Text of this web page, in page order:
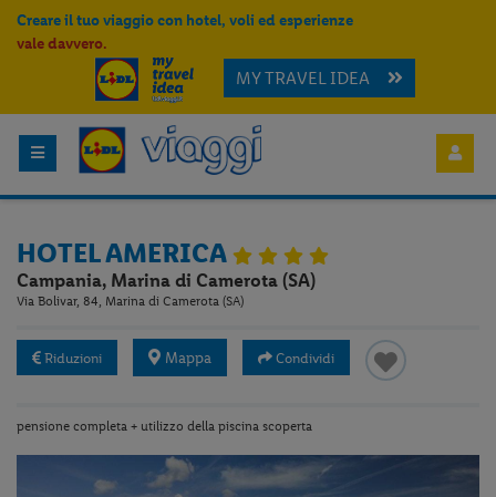
Creare il tuo viaggio con hotel, voli ed esperienze
vale davvero.
MY TRAVEL IDEA
HOTEL AMERICA
Campania, Marina di Camerota (SA)
Via Bolivar, 84, Marina di Camerota (SA)
Riduzioni Mappa Condividi
pensione completa + utilizzo della piscina scoperta